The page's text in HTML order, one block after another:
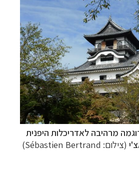
מרהיבה לאדריכלות היפנית
(צילום: Sébastien Bertrand)